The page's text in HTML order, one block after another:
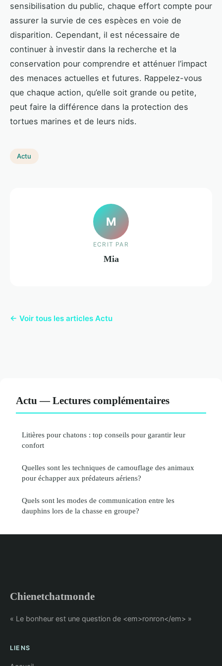
sensibilisation du public, chaque effort compte pour
assurer la survie de ces espèces en voie de
disparition. Cependant, il est nécessaire de
continuer à investir dans la recherche et la
conservation pour comprendre et atténuer l’impact
des menaces actuelles et futures. Rappelez-vous
que chaque action, qu’elle soit grande ou petite,
peut faire la différence dans la protection des
tortues marines et de leurs nids.
Actu
M
ECRIT PAR
Mia
← Voir tous les articles Actu
Actu — Lectures complémentaires
Litières pour chatons : top conseils pour garantir leur
confort
Quelles sont les techniques de camouflage des animaux
pour échapper aux prédateurs aériens?
Quels sont les modes de communication entre les
dauphins lors de la chasse en groupe?
Chienetchatmonde
« Le bonheur est une question de <em>ronron</em> »
LIENS